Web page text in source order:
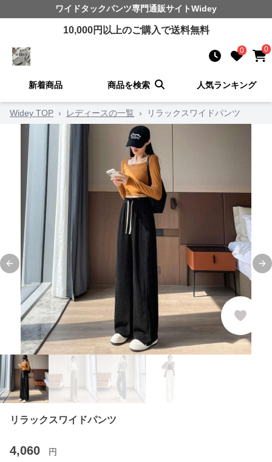
ワイドタックパンツ専門通販サイトWidey
10,000円以上のご購入で送料無料
0 0
新着商品 商品を検索 人気ランキング
Widey TOP › レディースの一覧 › リラックスワイドパンツ
Previous slide
リラックスワイドパンツ
4,060 円